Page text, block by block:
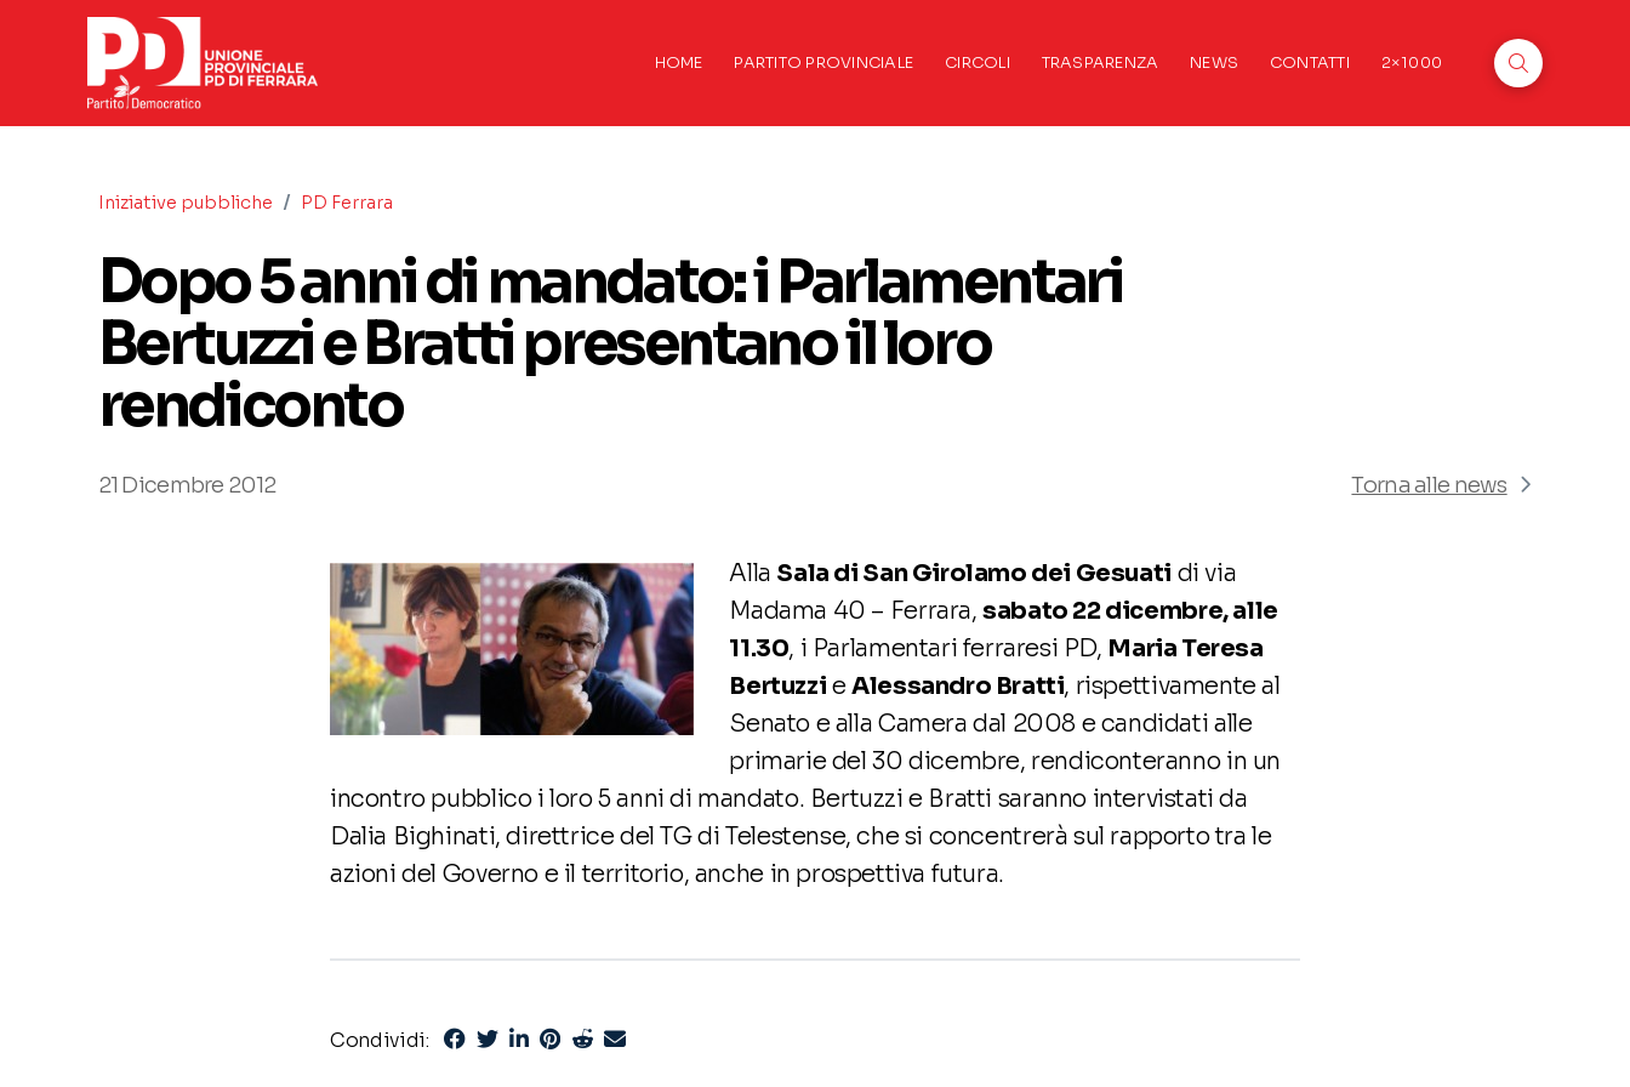
HOME PARTITO PROVINCIALE CIRCOLI TRASPARENZA NEWS CONTATTI 2×1000
Iniziative pubbliche / PD Ferrara
Dopo 5 anni di mandato: i Parlamentari
Bertuzzi e Bratti presentano il loro
rendiconto
21 Dicembre 2012 Torna alle news
Alla Sala di San Girolamo dei Gesuati di via
Madama 40 – Ferrara,sabato 22 dicembre, alle
11.30, i Parlamentari ferraresi PD, Maria Teresa
Bertuzzi eAlessandro Bratti, rispettivamente al
Senato e alla Camera dal 2008 e candidati alle
primarie del 30 dicembre, rendiconteranno in un
incontro pubblico i loro 5 anni di mandato. Bertuzzi e Bratti saranno intervistati da
Dalia Bighinati, direttrice del TG di Telestense, che si concentrerà sul rapporto tra le
azioni del Governo e il territorio, anche in prospettiva futura.
Condividi: